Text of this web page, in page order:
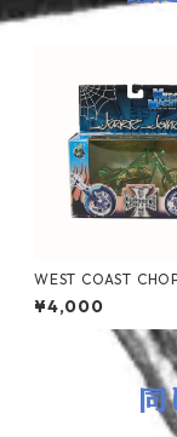
WEST COAST
8
¥4,000
同